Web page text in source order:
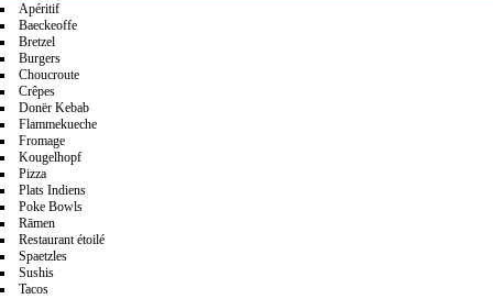
Apéritif
Baeckeoffe
Bretzel
Burgers
Choucroute
Crêpes
Donër Kebab
Flammekueche
Fromage
Kougelhopf
Pizza
Plats Indiens
Poke Bowls
Rāmen
Restaurant étoilé
Spaetzles
Sushis
Tacos